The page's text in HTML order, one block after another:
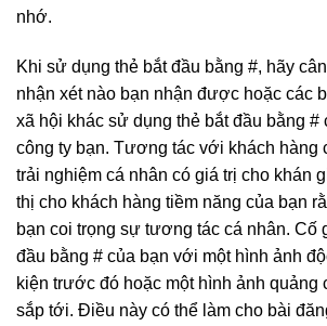
nhớ.
Khi sử dụng thẻ bắt đầu bằng #, hãy
nhận xét nào bạn nhận được hoặc các
xã hội khác sử dụng thẻ bắt đầu bằng #
công ty bạn. Tương tác với khách hàng
trải nghiệm cá nhân có giá trị cho khán
thị cho khách hàng tiềm năng của bạn
bạn coi trọng sự tương tác cá nhân. Cố
đầu bằng # của bạn với một hình ảnh
kiện trước đó hoặc một hình ảnh quảng
sắp tới. Điều này có thể làm cho bài